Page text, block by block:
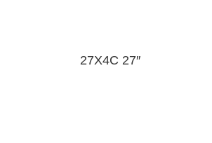
27X4C 27″